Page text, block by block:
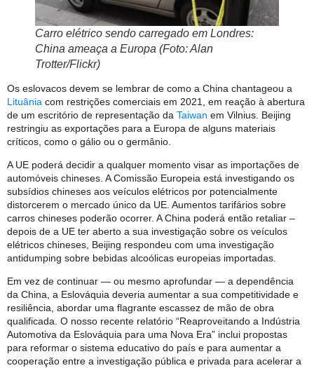
Carro elétrico sendo carregado em Londres:
China ameaça a Europa (Foto: Alan
Trotter/Flickr)
Os eslovacos devem se lembrar de como a China chantageou a
Lituânia com restrições comerciais em 2021, em reação à abertura
de um escritório de representação da Taiwan em Vilnius. Beijing
restringiu as exportações para a Europa de alguns materiais
críticos, como o gálio ou o germânio.
A UE poderá decidir a qualquer momento visar as importações de
automóveis chineses. A Comissão Europeia está investigando os
subsídios chineses aos veículos elétricos por potencialmente
distorcerem o mercado único da UE. Aumentos tarifários sobre
carros chineses poderão ocorrer. A China poderá então retaliar –
depois de a UE ter aberto a sua investigação sobre os veículos
elétricos chineses, Beijing respondeu com uma investigação
antidumping sobre bebidas alcoólicas europeias importadas.
Em vez de continuar — ou mesmo aprofundar — a dependência
da China, a Eslováquia deveria aumentar a sua competitividade e
resiliência, abordar uma flagrante escassez de mão de obra
qualificada. O nosso recente relatório “Reaproveitando a Indústria
Automotiva da Eslováquia para uma Nova Era” inclui propostas
para reformar o sistema educativo do país e para aumentar a
cooperação entre a investigação pública e privada para acelerar a